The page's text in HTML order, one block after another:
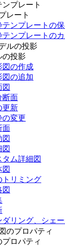
ンプレート
レート
テンプレートの
テンプレートの
ルの投影
の投影
図の作成
図の追加
図
断面
更新
の変更
面
図
図
タム詳細図
図
トリミング
図
ダリング、シェ
図のプロパティ
プロパティ